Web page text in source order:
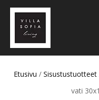
Etusivu / Sisustustuotteet
vati